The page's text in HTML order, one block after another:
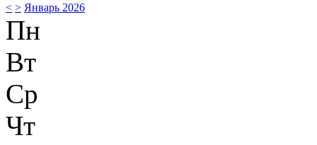
< > Январь 2026
Пн
Вт
Ср
Чт